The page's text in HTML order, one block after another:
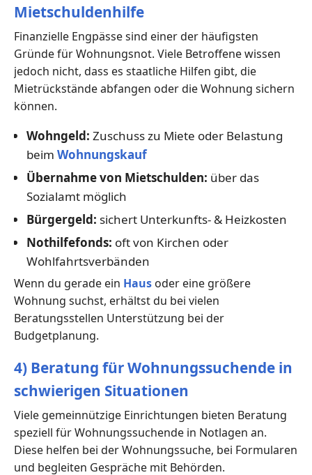
Mietschuldenhilfe
Finanzielle Engpässe sind einer der häufigsten
Gründe für Wohnungsnot. Viele Betroffene wissen
jedoch nicht, dass es staatliche Hilfen gibt, die
Mietrückstände abfangen oder die Wohnung sichern
können.
Wohngeld: Zuschuss zu Miete oder Belastung
beim Wohnungskauf
Übernahme von Mietschulden: über das
Sozialamt möglich
Bürgergeld: sichert Unterkunfts- & Heizkosten
Nothilfefonds: oft von Kirchen oder
Wohlfahrtsverbänden
Wenn du gerade ein Haus oder eine größere
Wohnung suchst, erhältst du bei vielen
Beratungsstellen Unterstützung bei der
Budgetplanung.
4) Beratung für Wohnungssuchende in
schwierigen Situationen
Viele gemeinnützige Einrichtungen bieten Beratung
speziell für Wohnungssuchende in Notlagen an.
Diese helfen bei der Wohnungssuche, bei Formularen
und begleiten Gespräche mit Behörden.